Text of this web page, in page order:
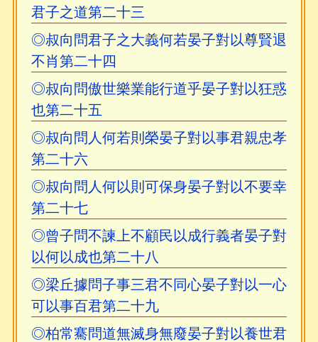
君子之道第二十三
◎叔向問君子之大義何若晏子對以尊賢退
不肖第二十四
◎叔向問傲世樂業能行道乎晏子對以狂惑
也第二十五
◎叔向問人何若則榮晏子對以事君親忠孝
第二十六
◎叔向問人何以則可保身晏子對以不要幸
第二十七
◎曾子問不諫上不顧民以成行義者晏子對
以何以成也第二十八
◎梁丘據問子事三君不同心晏子對以一心
可以事百君第二十九
◎柏常騫問道無滅身無廢晏子對以養世君